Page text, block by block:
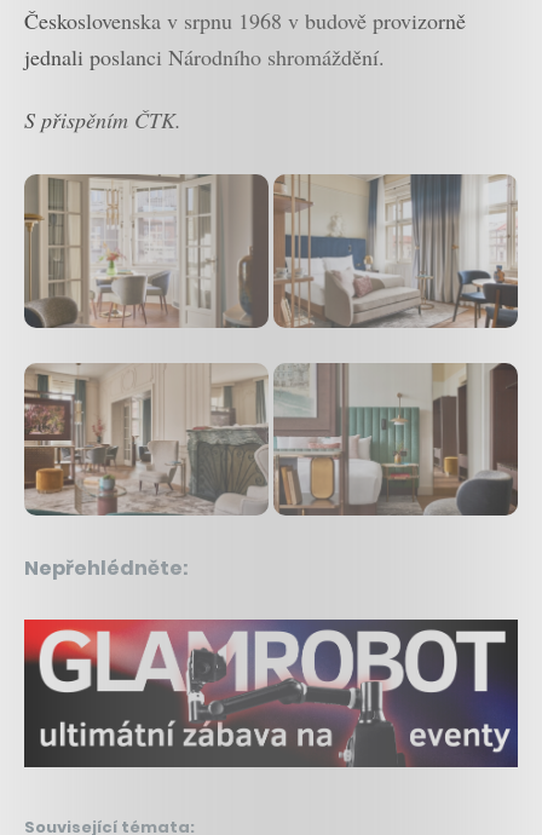
Československa v srpnu 1968 v budově provizorně
jednali poslanci Národního shromáždění.
S přispěním ČTK.
Nepřehlédněte:
Související témata: